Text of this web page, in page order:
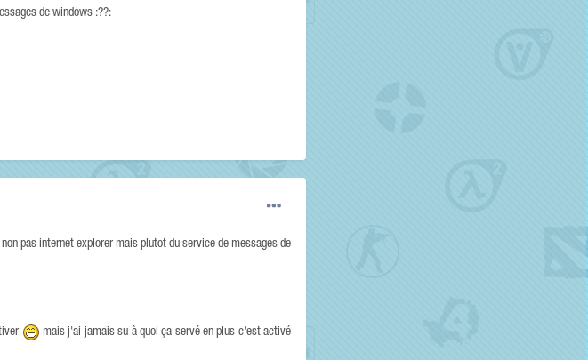
de windows :??:
pas internet explorer mais plutot du service de messages de
mais j'ai jamais su à quoi ça servé en plus c'est activé